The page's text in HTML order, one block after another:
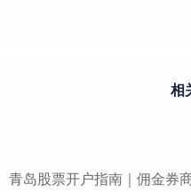
相
青岛股票开户指南｜佣金券